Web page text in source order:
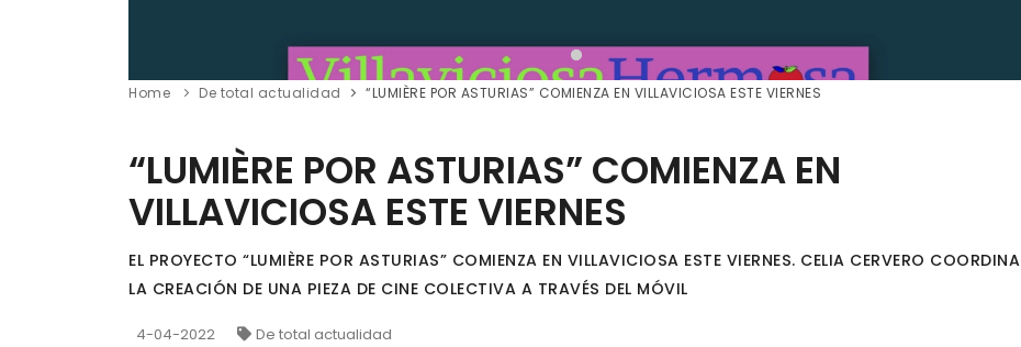
Home De total actualidad “LUMIÈRE POR ASTURIAS” COMIENZA EN VILLAVICIOSA ESTE VIERNES
“LUMIÈRE POR ASTURIAS” COMIENZA EN
VILLAVICIOSA ESTE VIERNES
EL PROYECTO “LUMIÈRE POR ASTURIAS” COMIENZA EN VILLAVICIOSA ESTE VIERNES. CELIA CERVERO COORDINA
LA CREACIÓN DE UNA PIEZA DE CINE COLECTIVA A TRAVÉS DEL MÓVIL
4-04-2022 De total actualidad